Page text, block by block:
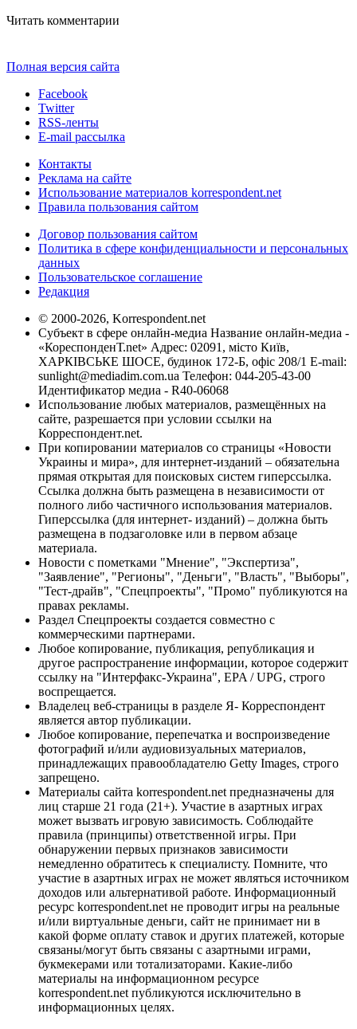
Читать комментарии
Полная версия сайта
Facebook
Twitter
RSS-ленты
E-mail рассылка
Контакты
Реклама на сайте
Использование материалов korrespondent.net
Правила пользования сайтом
Договор пользования сайтом
Политика в сфере конфиденциальности и персональных
данных
Пользовательское соглашение
Редакция
© 2000-2026, Korrespondent.net
Субъект в сфере онлайн-медиа Название онлайн-медиа -
«КореспонденТ.net» Адрес: 02091, місто Київ,
ХАРКІВСЬКЕ ШОСЕ, будинок 172-Б, офіс 208/1 E-mail:
sunlight@mediadim.com.ua Телефон: 044-205-43-00
Идентификатор медиа - R40-06068
Использование любых материалов, размещённых на
сайте, разрешается при условии ссылки на
Корреспондент.net.
При копировании материалов со страницы «Новости
Украины и мира», для интернет-изданий – обязательна
прямая открытая для поисковых систем гиперссылка.
Ссылка должна быть размещена в независимости от
полного либо частичного использования материалов.
Гиперссылка (для интернет- изданий) – должна быть
размещена в подзаголовке или в первом абзаце
материала.
Новости с пометками "Мнение", "Экспертиза",
"Заявление", "Регионы", "Деньги", "Власть", "Выборы",
"Тест-драйв", "Спецпроекты", "Промо" публикуются на
правах рекламы.
Раздел Спецпроекты создается совместно с
коммерческими партнерами.
Любое копирование, публикация, републикация и
другое распространение информации, которое содержит
ссылку на "Интерфакс-Украина", EPA / UPG, строго
воспрещается.
Владелец веб-страницы в разделе Я- Корреспондент
является автор публикации.
Любое копирование, перепечатка и воспроизведение
фотографий и/или аудиовизуальных материалов,
принадлежащих правообладателю Getty Images, строго
запрещено.
Материалы сайта korrespondent.net предназначены для
лиц старше 21 года (21+). Участие в азартных играх
может вызвать игровую зависимость. Соблюдайте
правила (принципы) ответственной игры. При
обнаружении первых признаков зависимости
немедленно обратитесь к специалисту. Помните, что
участие в азартных играх не может являться источником
доходов или альтернативой работе. Информационный
ресурс korrespondent.net не проводит игры на реальные
и/или виртуальные деньги, сайт не принимает ни в
какой форме оплату ставок и других платежей, которые
связаны/могут быть связаны с азартными играми,
букмекерами или тотализаторами. Какие-либо
материалы на информационном ресурсе
korrespondent.net публикуются исключительно в
информационных целях.